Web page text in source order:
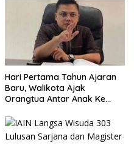
Hari Pertama Tahun Ajaran
Baru, Walikota Ajak
Orangtua Antar Anak Ke